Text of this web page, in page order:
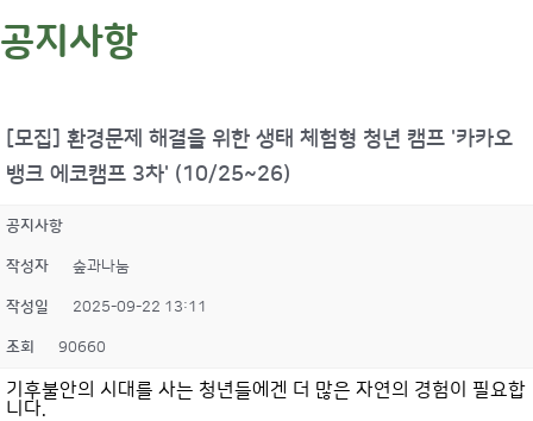
공지사항
[모집] 환경문제 해결을 위한 생태 체험형 청년 캠프 '카카오
뱅크 에코캠프 3차' (10/25~26)
공지사항
작성자 숲과나눔
작성일 2025-09-22 13:11
조회 90660
기후불안의 시대를 사는 청년들에겐 더 많은 자연의 경험이 필요합
니다.